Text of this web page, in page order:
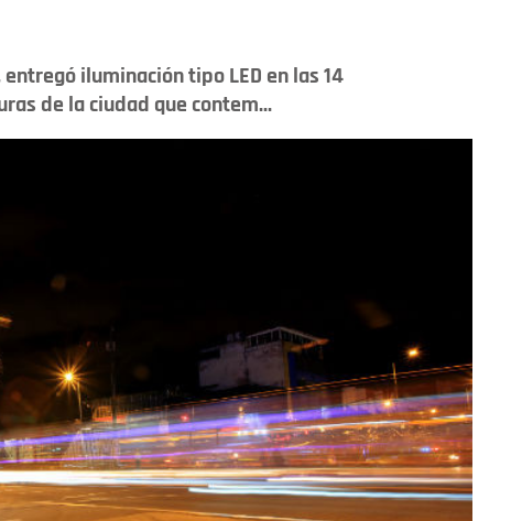
iluminación tipo LED en las 14
de la ciudad que contem...